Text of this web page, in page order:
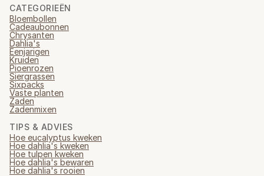
CATEGORIEËN
Bloembollen
Cadeaubonnen
Chrysanten
Dahlia's
Eenjarigen
Kruiden
Pioenrozen
Siergrassen
Sixpacks
Vaste planten
Zaden
Zadenmixen
TIPS & ADVIES
Hoe eucalyptus kweken
Hoe dahlia's kweken
Hoe tulpen kweken
Hoe dahlia's bewaren
Hoe dahlia's rooien